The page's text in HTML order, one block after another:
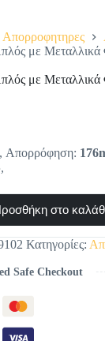
Απορροφητηρες
με Μεταλλικά
με Μεταλλικά
, Απορρόφηση:
στο
Κατηγορίες:
Safe Checkout